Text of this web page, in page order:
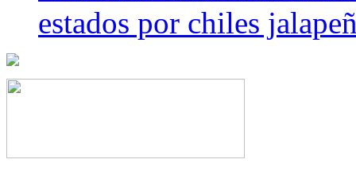
estados por chiles